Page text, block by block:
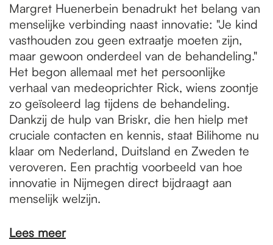
Margret Huenerbein benadrukt het belang van
menselijke verbinding naast innovatie: "Je kind
vasthouden zou geen extraatje moeten zijn,
maar gewoon onderdeel van de behandeling."
Het begon allemaal met het persoonlijke
verhaal van medeoprichter Rick, wiens zoontje
zo geïsoleerd lag tijdens de behandeling.
Dankzij de hulp van Briskr, die hen hielp met
cruciale contacten en kennis, staat Bilihome nu
klaar om Nederland, Duitsland en Zweden te
veroveren. Een prachtig voorbeeld van hoe
innovatie in Nijmegen direct bijdraagt aan
menselijk welzijn.
Lees meer